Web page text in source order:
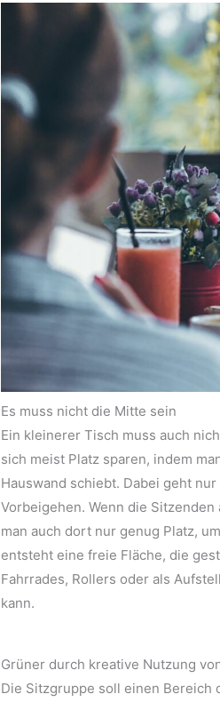
Es muss nicht die Mitte sein
Ein kleinerer Tisch muss auch
sich meist Platz sparen, indem
Hauswand schiebt. Dabei geht
Vorbeigehen. Wenn die
man auch dort nur genug Platz,
entsteht eine freie Fläche, die
Fahrrades, Rollers oder als
kann.
Grüner durch kreative Nutzung
Die Sitzgruppe soll einen Bereich